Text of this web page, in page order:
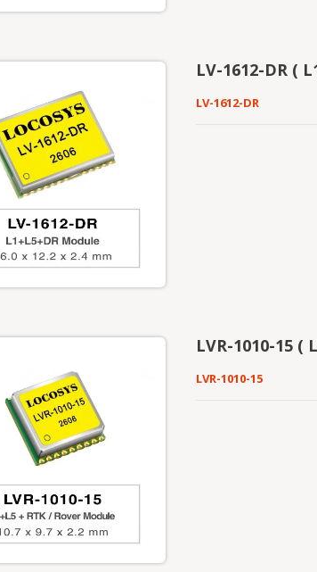
LV-1612-DR (
LV-1612-DR
LVR-1010-15 (
LVR-1010-15